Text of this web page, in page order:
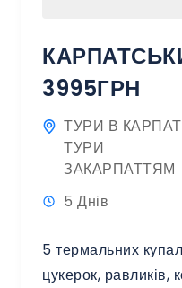
3995ГРН
ТУРИ В
ТУРИ
ЗАКАРПАТТЯМ
5 Днів
5 термальних
цукерок, равликів,